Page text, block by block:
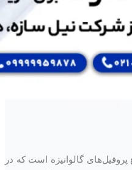
پروفیل‌های گالوانیزه است که در